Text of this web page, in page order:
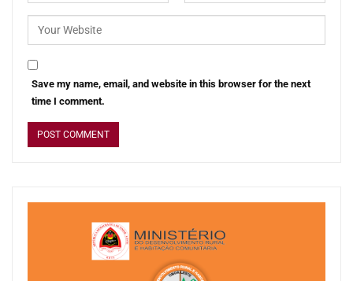
Save my name, email, and website in this browser for the next
time I comment.